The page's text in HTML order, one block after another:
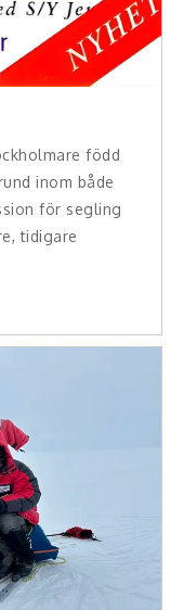
född
inom både
för segling
tidigare